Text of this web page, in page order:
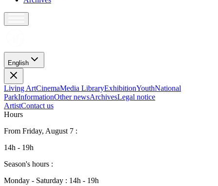
English
Living ArtCinemaMedia LibraryExhibitionYouthNational
ParkInformationOther newsArchivesLegal notice
ArtistContact us
Hours
From Friday, August 7 :
14h - 19h
Season's hours :
Monday - Saturday : 14h - 19h